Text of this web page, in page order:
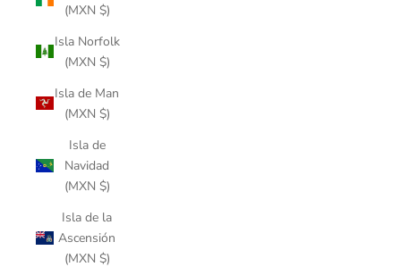
(MXN $)
Isla Norfolk
(MXN $)
Isla de Man
(MXN $)
Isla de
Navidad
(MXN $)
Isla de la
Ascensión
(MXN $)